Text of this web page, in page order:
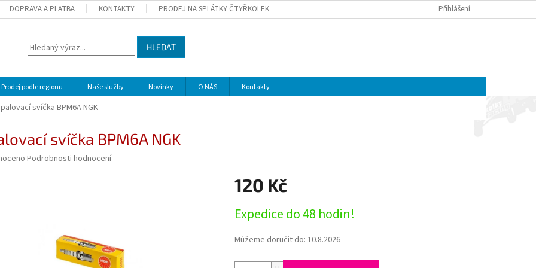
DOPRAVA A PLATBA KONTAKTY PRODEJ NA SPLÁTKY ČTYŘKOLEK A MOTOREK CFMOTO A GOES | ČTYŘKOLKY4U OBCHODNÍ PODMÍNKY
Přihlášení
HLEDAT
Prodej podle regionu Naše služby Novinky O NÁS Kontakty
svíčka BPM6A NGK
svíčka BPM6A NGK
Podrobnosti hodnocení
120 Kč
cena:
Expedice do 48 hodin!
Můžeme doručit do: 10.8.2026